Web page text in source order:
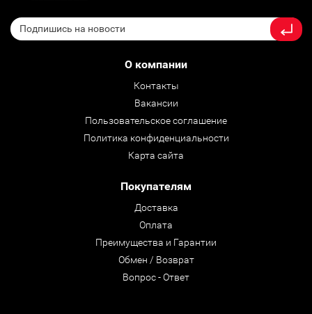
О компании
Контакты
Вакансии
Пользовательское соглашение
Политика конфиденциальности
Карта сайта
Покупателям
Доставка
Оплата
Преимущества и Гарантии
Обмен / Возврат
Вопрос - Ответ